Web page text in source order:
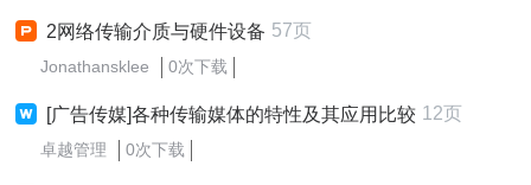
2网络传输介质与硬件设备 57页
Jonathansklee 0次下载
[广告传媒]各种传输媒体的特性及其应用比较 12页
卓越管理 0次下载